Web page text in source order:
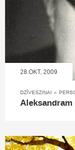
28.OKT, 2009
DZĪVESZIŅAI »
Aleksandram